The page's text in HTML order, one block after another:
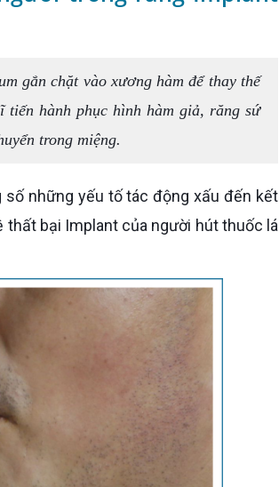
gắn chặt vào xương hàm để thay thế
hành phục hình hàm giả, răng sứ
trong miệng.
thất bại Implant của người hút thuốc lá